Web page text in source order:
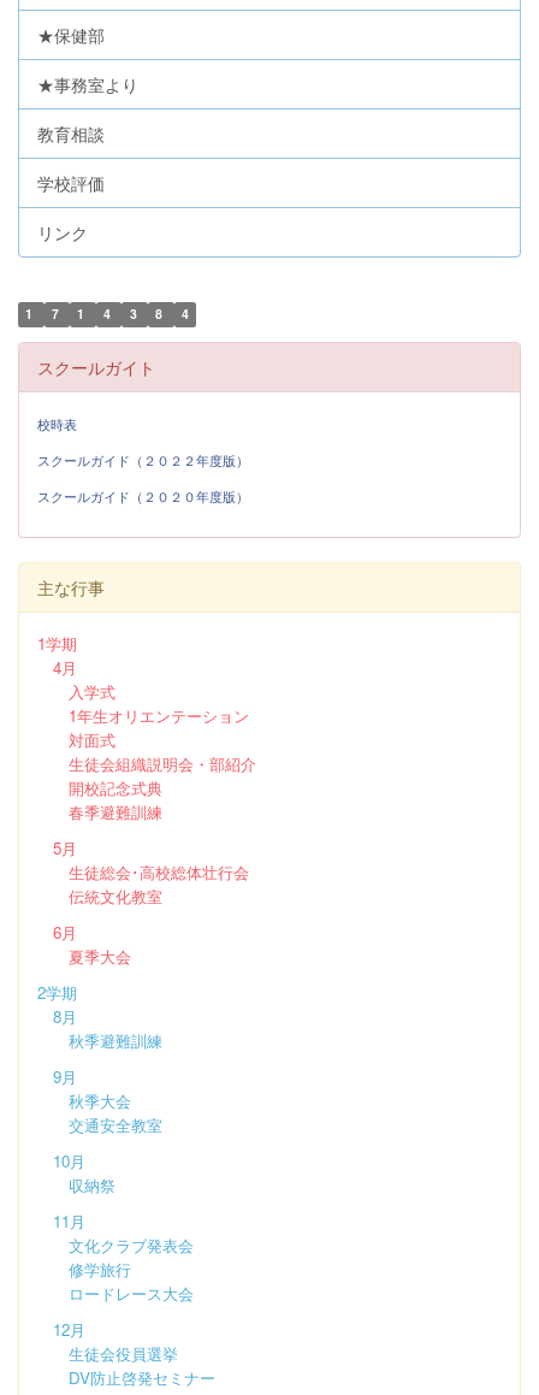
★保健部
★事務室より
教育相談
学校評価
リンク
1 7 1 4 3 8 4
スクールガイト
校時表
スクールガイド（２０２２年度版）
スクールガイド（２０２０年度版）
主な行事
1学期
4月
入学式
1年生オリエンテーション
対面式
生徒会組織説明会・部紹介
開校記念式典
春季避難訓練
5月
生徒総会･高校総体壮行会
伝統文化教室
6月
夏季大会
2学期
8月
秋季避難訓練
9月
秋季大会
交通安全教室
10月
収納祭
11月
文化クラブ発表会
修学旅行
ロードレース大会
12月
生徒会役員選挙
DV防止啓発セミナー